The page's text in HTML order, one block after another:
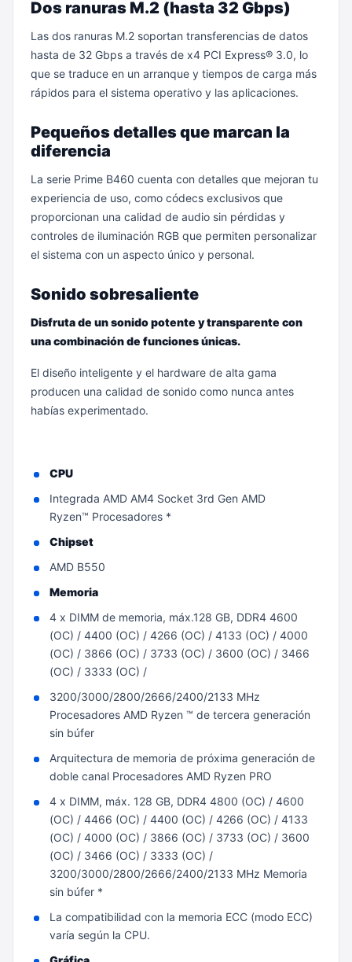
Dos ranuras M.2 (hasta 32 Gbps)
Las dos ranuras M.2 soportan transferencias de datos
hasta de 32 Gbps a través de x4 PCI Express® 3.0, lo
que se traduce en un arranque y tiempos de carga más
rápidos para el sistema operativo y las aplicaciones.
Pequeños detalles que marcan la
diferencia
La serie Prime B460 cuenta con detalles que mejoran tu
experiencia de uso, como códecs exclusivos que
proporcionan una calidad de audio sin pérdidas y
controles de iluminación RGB que permiten personalizar
el sistema con un aspecto único y personal.
Sonido sobresaliente
Disfruta de un sonido potente y transparente con
una combinación de funciones únicas.
El diseño inteligente y el hardware de alta gama
producen una calidad de sonido como nunca antes
habías experimentado.
CPU
Integrada AMD AM4 Socket 3rd Gen AMD
Ryzen™ Procesadores *
Chipset
AMD B550
Memoria
4 x DIMM de memoria, máx.128 GB, DDR4 4600
(OC) / 4400 (OC) / 4266 (OC) / 4133 (OC) / 4000
(OC) / 3866 (OC) / 3733 (OC) / 3600 (OC) / 3466
(OC) / 3333 (OC) /
3200/3000/2800/2666/2400/2133 MHz
Procesadores AMD Ryzen ™ de tercera generación
sin búfer
Arquitectura de memoria de próxima generación de
doble canal Procesadores AMD Ryzen PRO
4 x DIMM, máx. 128 GB, DDR4 4800 (OC) / 4600
(OC) / 4466 (OC) / 4400 (OC) / 4266 (OC) / 4133
(OC) / 4000 (OC) / 3866 (OC) / 3733 (OC) / 3600
(OC) / 3466 (OC) / 3333 (OC) /
3200/3000/2800/2666/2400/2133 MHz Memoria
sin búfer *
La compatibilidad con la memoria ECC (modo ECC)
varía según la CPU.